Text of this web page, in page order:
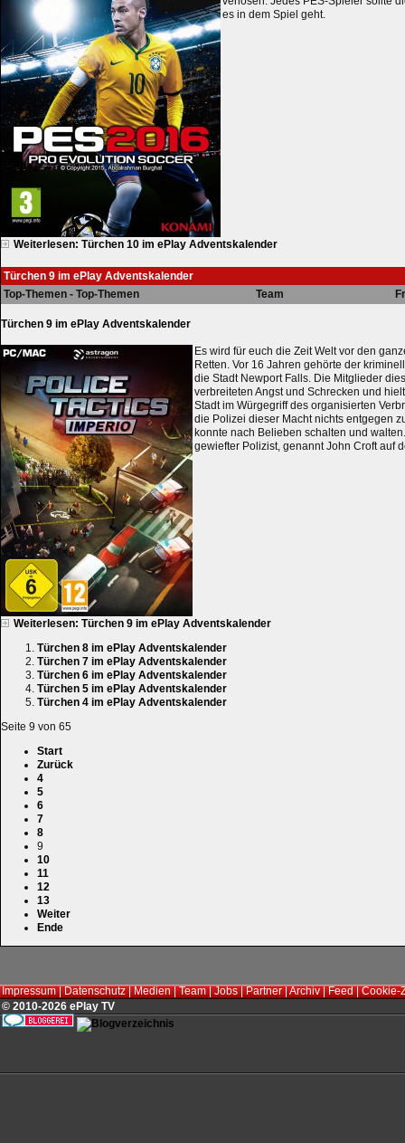
es in dem Spiel geht.
Weiterlesen: Türchen 10 im ePlay Adventskalender
Türchen 9 im ePlay Adventskalender
Top-Themen - Top-Themen
Team
Türchen 9 im ePlay Adventskalender
Es wird für euch die Zeit Welt vor den
Retten. Vor 16 Jahren gehörte der
die Stadt Newport Falls. Die Mitglieder
verbreiteten Angst und Schrecken und
Stadt im Würgegriff des organisierten
die Polizei dieser Macht nichts entgegen
konnte nach Belieben schalten und
gewiefter Polizist, genannt John Croft auf
Weiterlesen: Türchen 9 im ePlay Adventskalender
Türchen 8 im ePlay Adventskalender
Türchen 7 im ePlay Adventskalender
Türchen 6 im ePlay Adventskalender
Türchen 5 im ePlay Adventskalender
Türchen 4 im ePlay Adventskalender
Seite 9 von 65
Start
Zurück
4
5
6
7
8
9
10
11
12
13
Weiter
Ende
Impressum|Datenschutz|Medien|Team|Jobs|Partner|Archiv|Feed|Cookie-
© 2010-2026 ePlay TV